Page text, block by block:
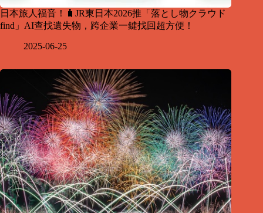
日本旅人福音！🧳JR東日本2026推「落とし物クラウド
find」AI查找遺失物，跨企業一鍵找回超方便！
2025-06-25